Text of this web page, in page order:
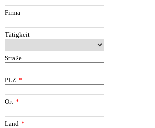
Firma
Tätigkeit
Straße
PLZ *
Ort *
Land *